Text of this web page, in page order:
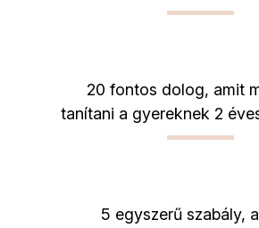
20 fontos dolog, amit
tanítani a gyereknek 2
5 egyszerű szabály,